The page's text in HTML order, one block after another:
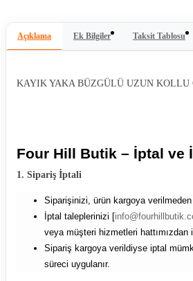
Açıklama Ek Bilgiler Taksit Tablosu
KAYIK YAKA BÜZGÜLÜ UZUN KOLLU
Four Hill Butik – İptal ve
1. Sipariş İptali
Siparişinizi, ürün kargoya
İptal taleplerinizi [
veya müşteri hizmetleri hattımızdan
Sipariş kargoya verildiyse iptal
süreci uygulanır.